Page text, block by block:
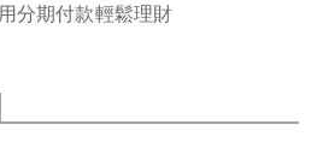
分期付款輕鬆理財